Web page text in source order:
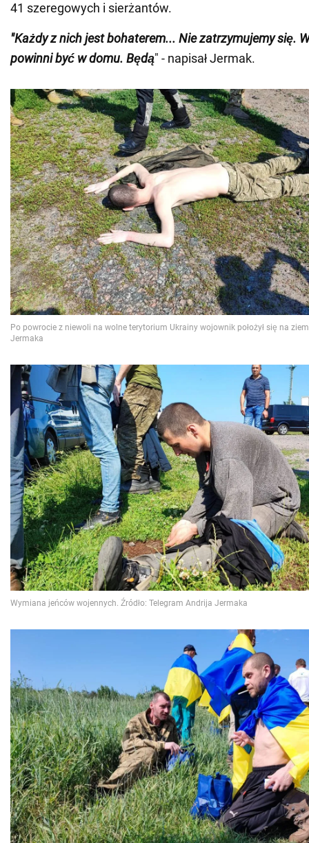
41 szeregowych i sierżantów.
"Każdy z nich jest bohaterem... Nie zatrzymujemy się.
powinni być w domu. Będą" - napisał Jermak.